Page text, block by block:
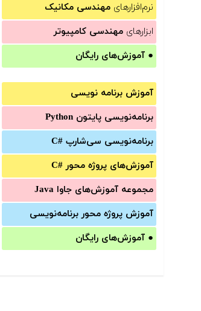
نرم‌افزارهای مهندسی مکانیک
ابزارهای مهندسی کامپیوتر
● آموزش‌های رایگان
آموزش برنامه نویسی
برنامه‌نویسی پایتون Python
برنامه‌‌نویسی سی‌شارپ C#‎
آموزش‌های پروژه محور #C
مجموعه آموزش‌های جاوا Java
آموزش‌ پروژه محور برنامه‌نویسی
● آموزش‌های رایگان